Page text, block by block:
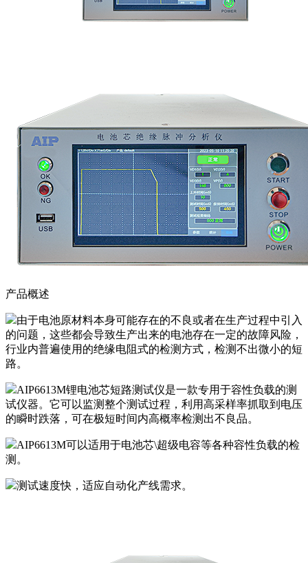
产品概述
由于电池原材料本身可能存在的不良或者在生产过程中引入
的问题，这些都会导致生产出来的电池存在一定的故障风险，
行业内普遍使用的绝缘电阻式的检测方式，检测不出微小的短
路。
AIP6613M锂电池芯短路测试仪是一款专用于容性负载的测
试仪器。它可以监测整个测试过程，利用高采样率抓取到电压
的瞬时跌落，可在极短时间内高概率检测出不良品。
AIP6613M可以适用于电池芯\超级电容等各种容性负载的检
测。
测试速度快，适应自动化产线需求。